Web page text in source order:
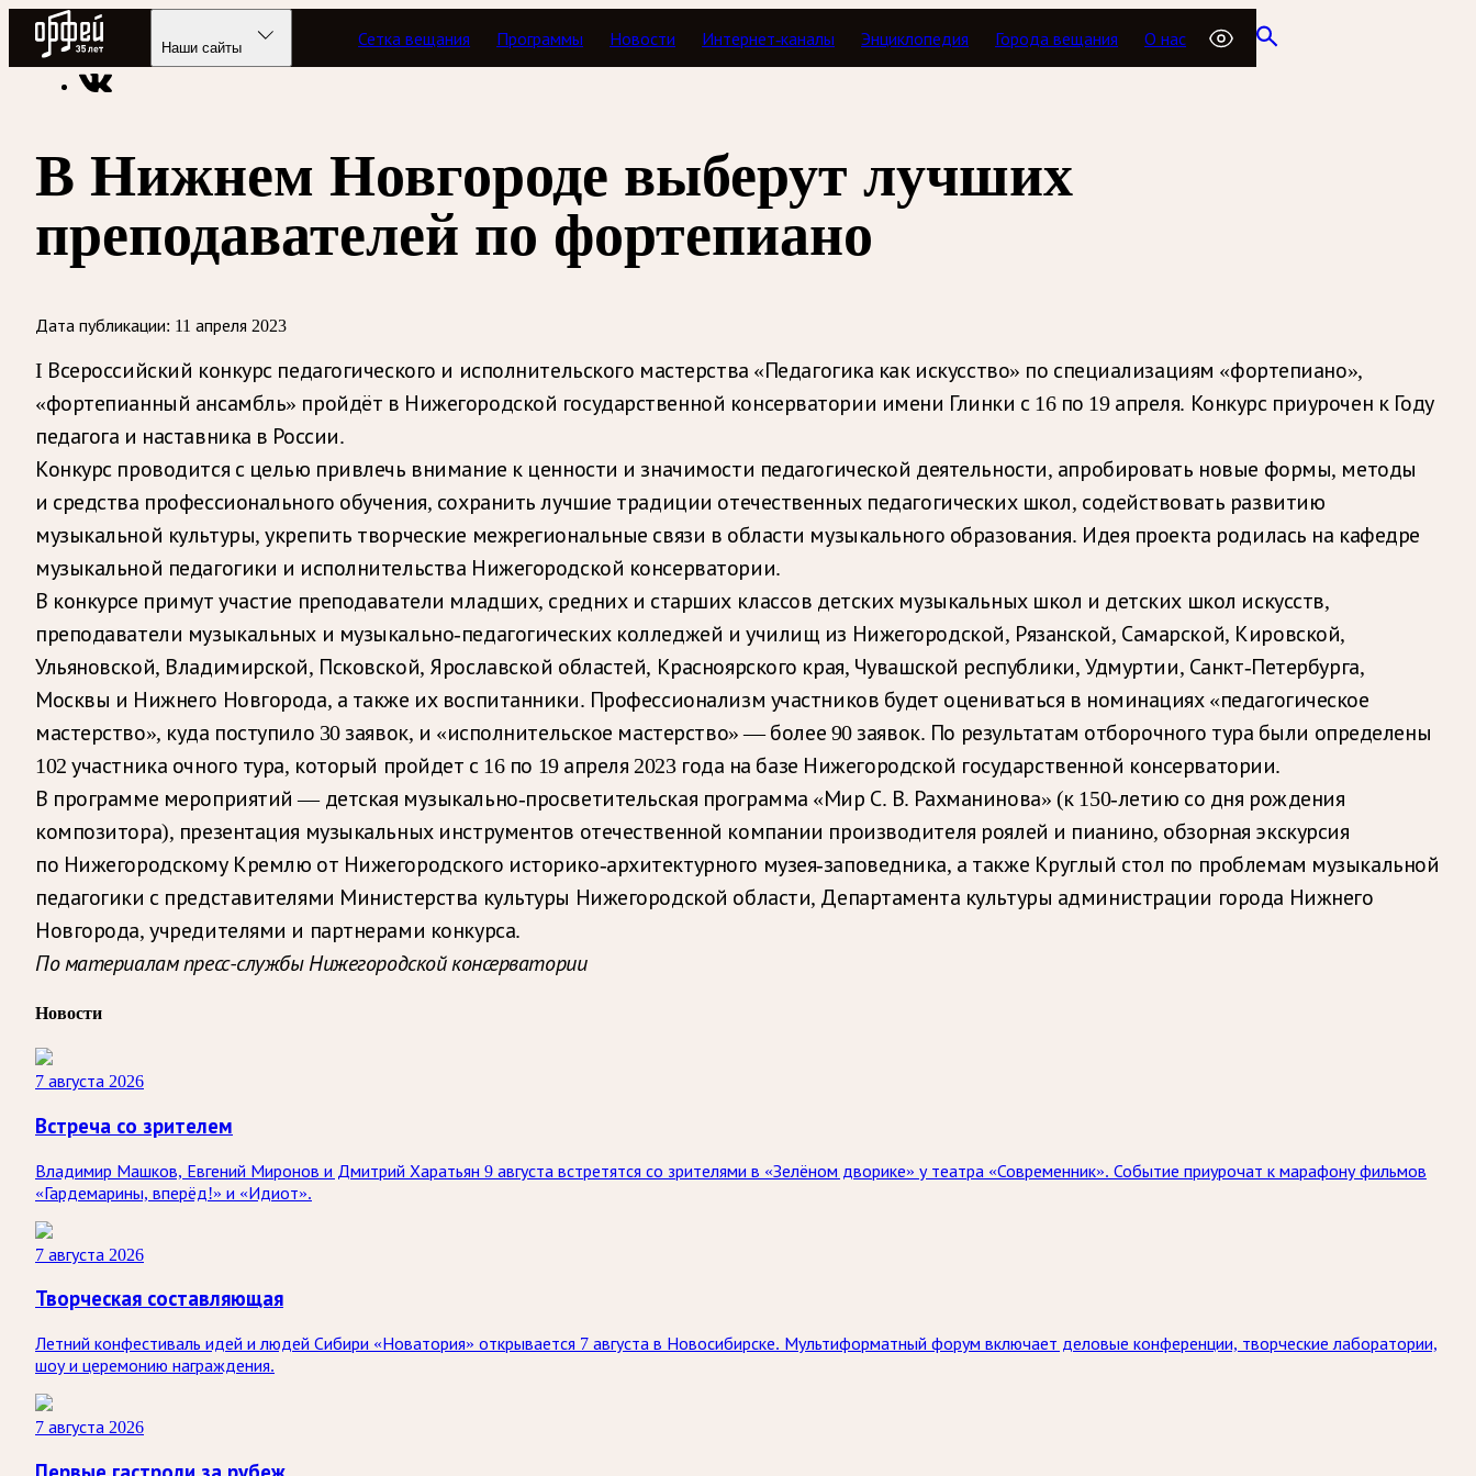
Радио Орфей
Наши сайты Сетка вещания Программы Новости Интернет-каналы Энциклопедия Города вещания О нас
Радио классической музыки «Орфей» Новости
В Нижнем Новгороде выберут лучших
преподавателей по фортепиано
Дата публикации: 11 апреля 2023
I Всероссийский конкурс педагогического и исполнительского мастерства «Педагогика как искусство» по специализациям «фортепиано»,
«фортепианный ансамбль» пройдёт в Нижегородской государственной консерватории имени Глинки с 16 по 19 апреля. Конкурс приурочен к Году
педагога и наставника в России.
Конкурс проводится с целью привлечь внимание к ценности и значимости педагогической деятельности, апробировать новые формы, методы
и средства профессионального обучения, сохранить лучшие традиции отечественных педагогических школ, содействовать развитию
музыкальной культуры, укрепить творческие межрегиональные связи в области музыкального образования. Идея проекта родилась на кафедре
музыкальной педагогики и исполнительства Нижегородской консерватории.
В конкурсе примут участие преподаватели младших, средних и старших классов детских музыкальных школ и детских школ искусств,
преподаватели музыкальных и музыкально-педагогических колледжей и училищ из Нижегородской, Рязанской, Самарской, Кировской,
Ульяновской, Владимирской, Псковской, Ярославской областей, Красноярского края, Чувашской республики, Удмуртии, Санкт-Петербурга,
Москвы и Нижнего Новгорода, а также их воспитанники. Профессионализм участников будет оцениваться в номинациях «педагогическое
мастерство», куда поступило 30 заявок, и «исполнительское мастерство» — более 90 заявок. По результатам отборочного тура были определены
102 участника очного тура, который пройдет с 16 по 19 апреля 2023 года на базе Нижегородской государственной консерватории.
В программе мероприятий — детская музыкально-просветительская программа «Мир С. В. Рахманинова» (к 150-летию со дня рождения
композитора), презентация музыкальных инструментов отечественной компании производителя роялей и пианино, обзорная экскурсия
по Нижегородскому Кремлю от Нижегородского историко-архитектурного музея-заповедника, а также Круглый стол по проблемам музыкальной
педагогики с представителями Министерства культуры Нижегородской области, Департамента культуры администрации города Нижнего
Новгорода, учредителями и партнерами конкурса.
По материалам пресс-службы Нижегородской консерватории
Новости
7 августа 2026
Встреча со зрителем
Владимир Машков, Евгений Миронов и Дмитрий Харатьян 9 августа встретятся со зрителями в «Зелёном дворике» у театра «Современник». Событие приурочат к марафону фильмов
«Гардемарины, вперёд!» и «Идиот».
7 августа 2026
Творческая составляющая
Летний конфестиваль идей и людей Сибири «Новатория» открывается 7 августа в Новосибирске. Мультиформатный форум включает деловые конференции, творческие лаборатории,
шоу и церемонию награждения.
7 августа 2026